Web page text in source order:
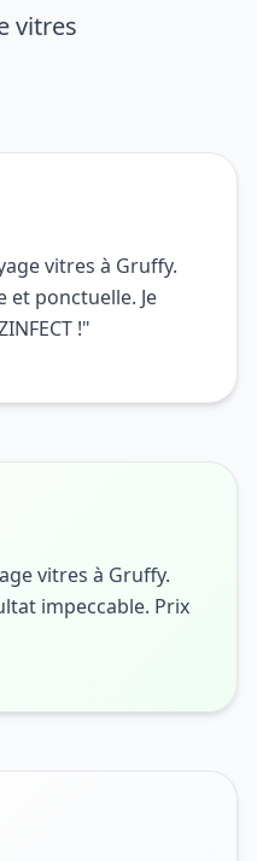
vitres
vitres à Gruffy.
et ponctuelle. Je
!"
vitres à Gruffy.
impeccable. Prix